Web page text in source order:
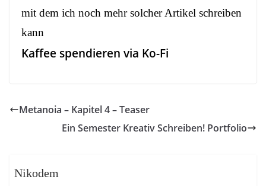
mit dem ich noch mehr solcher Artikel schreiben
kann
Kaffee spendieren via Ko-Fi
Metanoia – Kapitel 4 – Teaser
Ein Semester Kreativ Schreiben! Portfolio
Nikodem